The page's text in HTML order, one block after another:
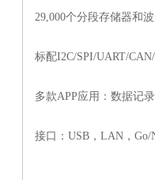
29,000个分段存储器和
标配I2C/SPI/UART/
多款APP应用：数据记
接口：USB，LAN，Go/